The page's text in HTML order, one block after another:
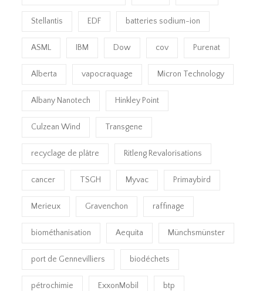
Stellantis EDF batteries sodium-ion
ASML IBM Dow cov Purenat
Alberta vapocraquage Micron Technology
Albany Nanotech Hinkley Point
Culzean Wind Transgene
recyclage de plâtre Ritleng Revalorisations
cancer TSGH Myvac Primaybird
Merieux Gravenchon raffinage
biométhanisation Aequita Münchsmünster
port de Gennevilliers biodéchets
pétrochimie ExxonMobil btp